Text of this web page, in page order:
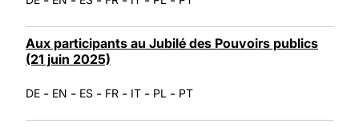
Aux participants au Jubilé des Pouvoirs publics
(21 juin 2025)
DE - EN - ES - FR - IT - PL - PT